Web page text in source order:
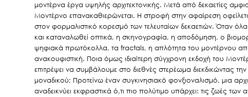
μοντέρνα έργα υψηλής αρχιτεκτονικής. Μετά από δεκαετίες
Μοντέρνο επανακαθιερώνεται. Η στροφή στην αφαίρεση
στον φορμαλιστικό κορεσμό των τελευταίων δεκαετιών. Όταν όλα
και καταναλωθεί οπτικά, η σκηνογραφία, η αποδόμηση, ο
ψηφιακά πρωτόκολλα, τα fractals, η απλότητα του μοντέρνου
ανακουφιστική. Ποια όμως ιδιαίτερη σύγχρονη εκδοχή του
επιτρέψει να συμβάλουμε στο διεθνές στερέωμα διεκδικώντας
μοναδικού; Προτείνω έναν συγκινησιακό φονξιοναλισμό, μια
αναδεικνύει εκφραστικά ό,τι πιο πολύτιμο υπάρχει: τις ζωές